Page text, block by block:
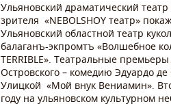
Ульяновский драматический
зрителя «NEBOLSHOY театр»
Ульяновский областной театр
балаганъ-экпромтъ «Волшебное
TERRIBLE». Театральные
Островского – комедию Эдуардо
Улицкой «Мой внук Вениамин».
году на ульяновском культурном